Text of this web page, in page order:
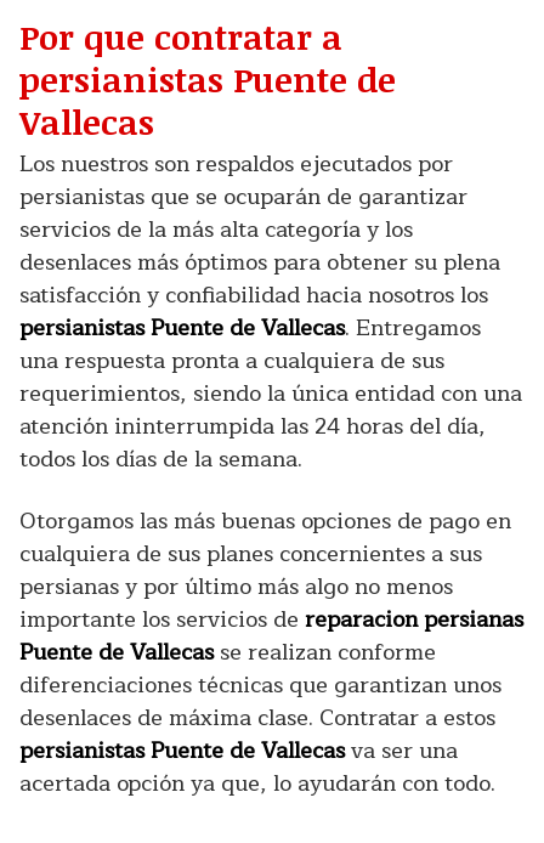
Por que contratar a
persianistas Puente de
Vallecas
Los nuestros son respaldos ejecutados por
persianistas que se ocuparán de garantizar
servicios de la más alta categoría y los
desenlaces más óptimos para obtener su plena
satisfacción y confiabilidad hacia nosotros los
persianistas Puente de Vallecas. Entregamos
una respuesta pronta a cualquiera de sus
requerimientos, siendo la única entidad con una
atención ininterrumpida las 24 horas del día,
todos los días de la semana.
Otorgamos las más buenas opciones de pago en
cualquiera de sus planes concernientes a sus
persianas y por último más algo no menos
importante los servicios de reparacion persianas
Puente de Vallecasse realizan conforme
diferenciaciones técnicas que garantizan unos
desenlaces de máxima clase. Contratar a estos
persianistas Puente de Vallecasva ser una
acertada opción ya que, lo ayudarán con todo.